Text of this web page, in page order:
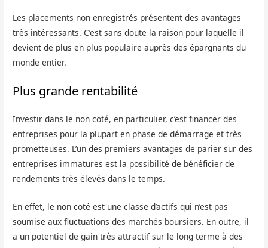
Les placements non enregistrés présentent des avantages
très intéressants. C’est sans doute la raison pour laquelle il
devient de plus en plus populaire auprès des épargnants du
monde entier.
Plus grande rentabilité
Investir dans le non coté, en particulier, c’est financer des
entreprises pour la plupart en phase de démarrage et très
prometteuses. L’un des premiers avantages de parier sur des
entreprises immatures est la possibilité de bénéficier de
rendements très élevés dans le temps.
En effet, le non coté est une classe d’actifs qui n’est pas
soumise aux fluctuations des marchés boursiers. En outre, il
a un potentiel de gain très attractif sur le long terme à des